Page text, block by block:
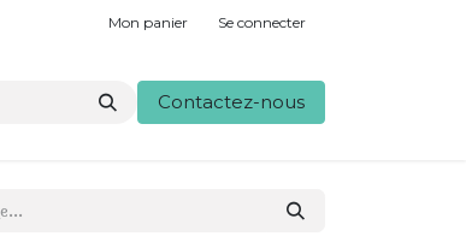
Mon panier Se connecter
Contactez-nous